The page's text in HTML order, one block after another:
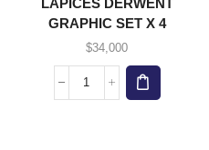
LAPICES DERWENT
GRAPHIC SET X 4
$34,000
LAPICES